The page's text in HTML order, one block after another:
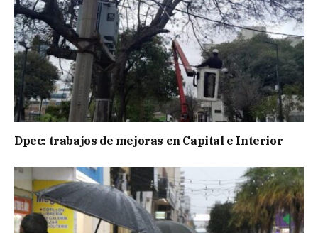
Dpec: trabajos de mejoras en Capital e Interior